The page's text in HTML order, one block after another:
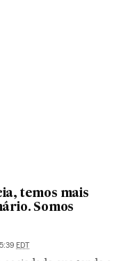
temos mais
Somos
EDT